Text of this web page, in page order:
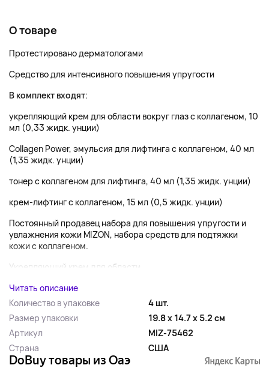
О товаре
Протестировано дерматологами
Средство для интенсивного повышения упругости
В комплект входят:
укрепляющий крем для области вокруг глаз с коллагеном, 10
мл (0,33 жидк. унции)
Collagen Power, эмульсия для лифтинга с коллагеном, 40 мл
(1,35 жидк. унции)
тонер с коллагеном для лифтинга, 40 мл (1,35 жидк. унции)
крем-лифтинг с коллагеном, 15 мл (0,5 жидк. унции)
Постоянный продавец набора для повышения упругости и
увлажнения кожи MIZON, набора средств для подтяжки
кожи с коллагеном.
Укрепляющий крем для области...
Читать описание
Количество в упаковке
4 шт.
Размер упаковки
19.8 x 14.7 x 5.2 см
Артикул
MIZ-75462
Страна
США